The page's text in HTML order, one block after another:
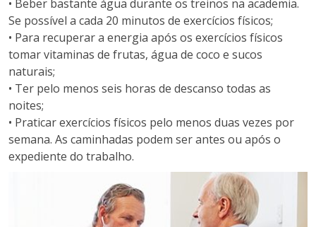
• Beber bastante água durante os treinos na academia.
Se possível a cada 20 minutos de exercícios físicos;
• Para recuperar a energia após os exercícios físicos
tomar vitaminas de frutas, água de coco e sucos
naturais;
• Ter pelo menos seis horas de descanso todas as
noites;
• Praticar exercícios físicos pelo menos duas vezes por
semana. As caminhadas podem ser antes ou após o
expediente do trabalho.